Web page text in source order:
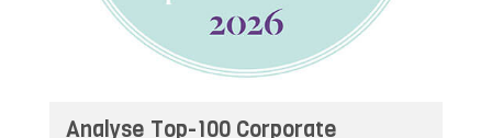
Analyse Top-100 Corporate